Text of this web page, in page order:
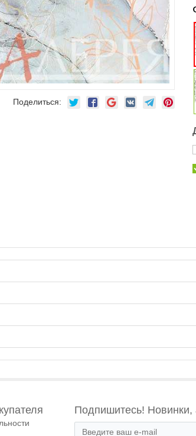
Поделиться:
Подпишитесь! Новинки,